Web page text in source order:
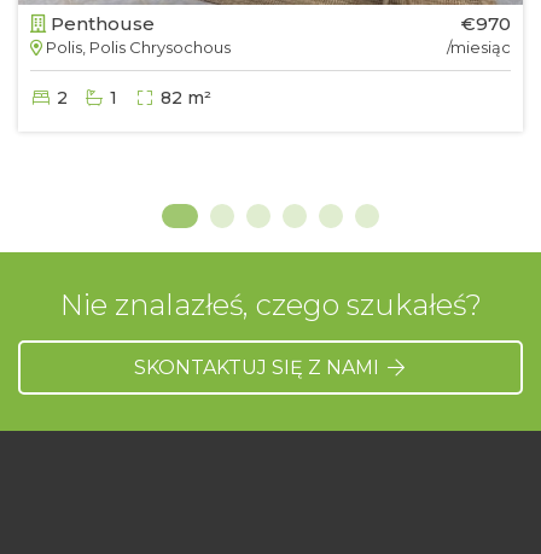
Penthouse
Polis, Polis Chrysochous
€970
/miesiąc
2 1 82 m²
Nie znalazłeś, czego szukałeś?
SKONTAKTUJ SIĘ Z NAMI